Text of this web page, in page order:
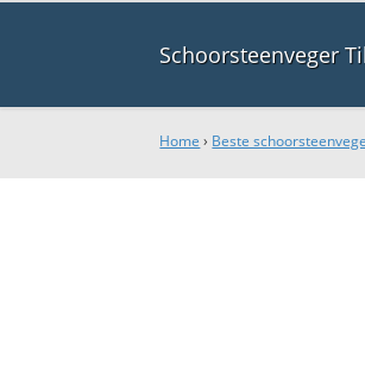
Schoorsteenveger
Home › Beste